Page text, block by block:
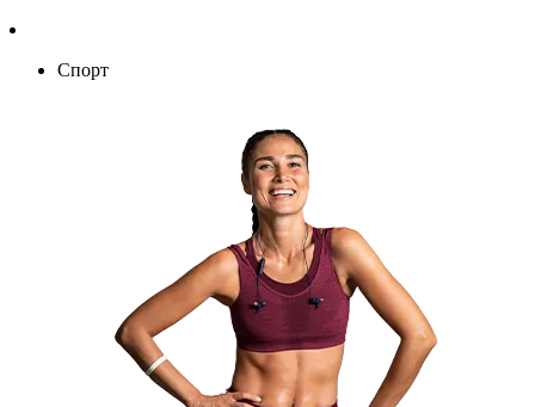
Спорт